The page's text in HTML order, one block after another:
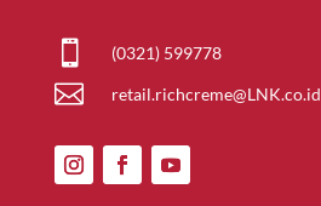
 (0321) 599778
 retail.richcreme@LNK.co.id